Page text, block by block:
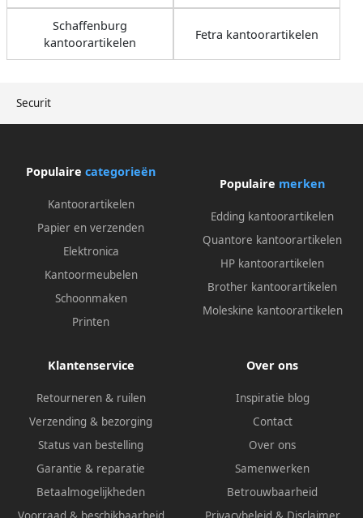
Securit
Schaffenburg
kantoorartikelen
Fetra kantoorartikelen
Populaire categorieën
Kantoorartikelen
Papier en verzenden
Elektronica
Kantoormeubelen
Schoonmaken
Printen
Populaire merken
Edding kantoorartikelen
Quantore kantoorartikelen
HP kantoorartikelen
Brother kantoorartikelen
Moleskine kantoorartikelen
Klantenservice
Retourneren & ruilen
Verzending & bezorging
Status van bestelling
Garantie & reparatie
Betaalmogelijkheden
Over ons
Inspiratie blog
Contact
Over ons
Samenwerken
Betrouwbaarheid